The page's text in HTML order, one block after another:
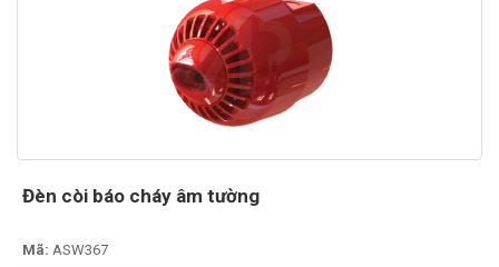
Đèn còi báo cháy âm tường
Mã: ASW367